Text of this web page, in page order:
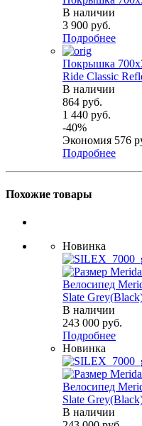
В наличии
3 900 руб.
Подробнее
Покрышка
Ride Classic
В наличии
864 руб.
1 440 руб.
-40%
Экономия 576
Подробнее
Похожие товары
Новинка
Велосипед
Slate
В наличии
243 000 руб.
Подробнее
Новинка
Велосипед
Slate
В наличии